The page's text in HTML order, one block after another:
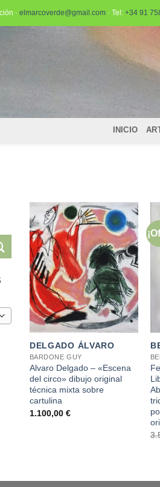
· elmarcoverde@gmail.com · Tel: +34 91
INICIO
+
DELGADO ÁLVARO
BARDONE GUY
Alvaro Delgado – «Escena
del circo» dibujo original
técnica mixta sobre
cartulina
1.100,00 €